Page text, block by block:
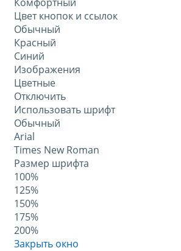
Цвет кнопок и ссылок
Обычный
Красный
Синий
Изображения
Цветные
Отключить
Использовать шрифт
Обычный
Arial
Times New Roman
Размер шрифта
100%
125%
150%
175%
200%
Закрыть окно